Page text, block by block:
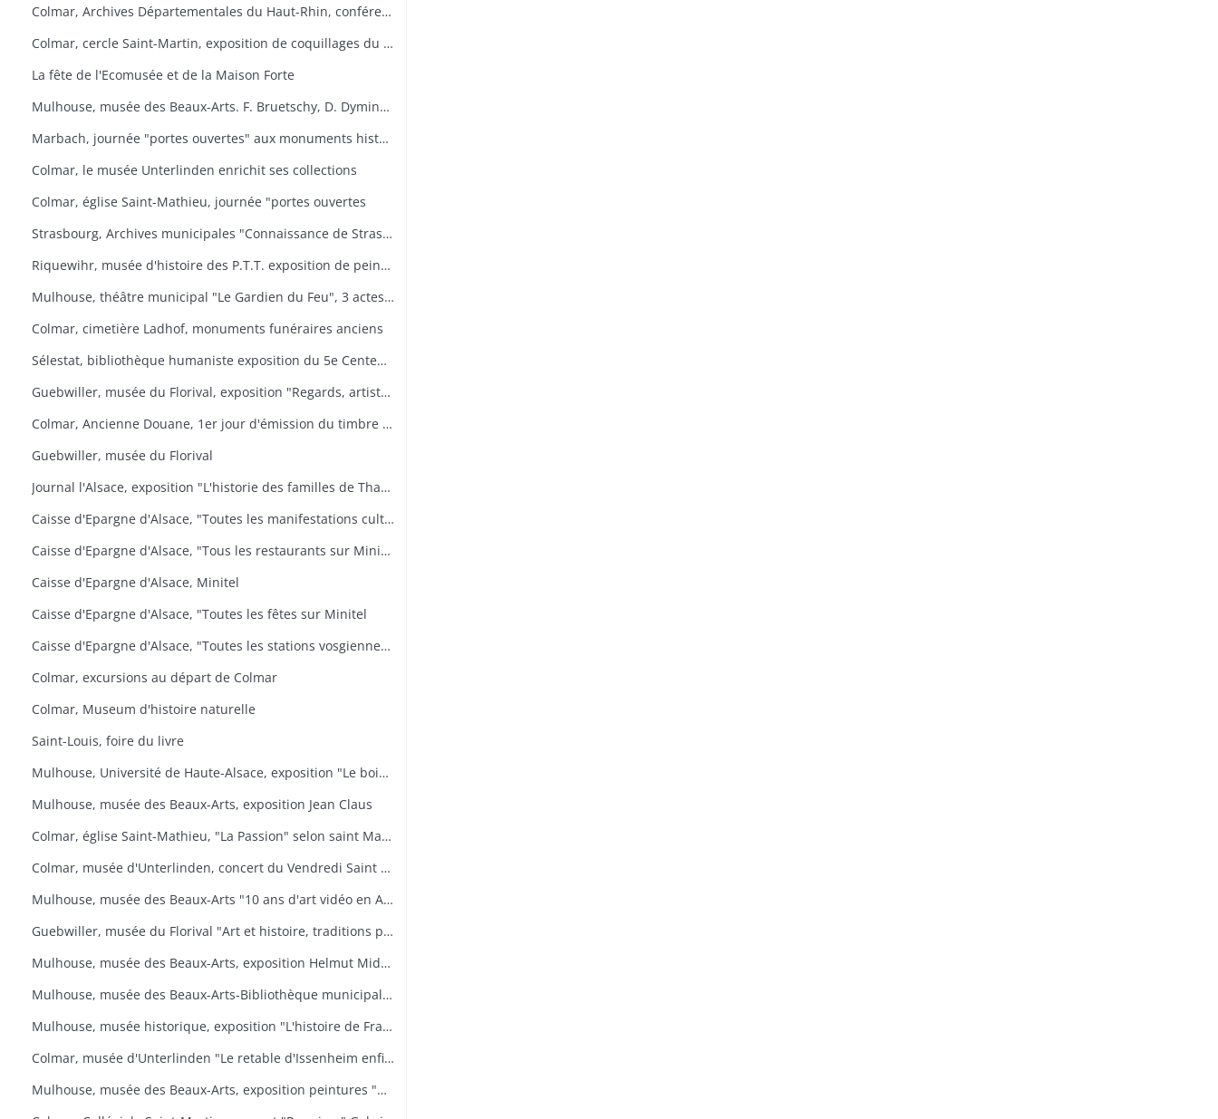
Colmar, Archives Départementales du Haut-Rhin, conférence : Yves Bisch "Cet homme à surveiller
Colmar, cercle Saint-Martin, exposition de coquillages du monde
La fête de l'Ecomusée et de la Maison Forte
Mulhouse, musée des Beaux-Arts. F. Bruetschy, D. Dyminski, C. Gebhardt, B. Latuner, J.F. Nourisson, J.-C. Wallios
Marbach, journée "portes ouvertes" aux monuments historiques
Colmar, le musée Unterlinden enrichit ses collections
Colmar, église Saint-Mathieu, journée "portes ouvertes
Strasbourg, Archives municipales "Connaissance de Strasbourg
Riquewihr, musée d'histoire des P.T.T. exposition de peintures sous-verre
Mulhouse, théâtre municipal "Le Gardien du Feu", 3 actes et 4 tableaux d'après le roman d'Anatole le Braz
Colmar, cimetière Ladhof, monuments funéraires anciens
Sélestat, bibliothèque humaniste exposition du 5e Centenaire de la mort de Jean Mentel
Guebwiller, musée du Florival, exposition "Regards, artistes connus et méconnus de la collection Pierre et Denise Levy
Colmar, Ancienne Douane, 1er jour d'émission du timbre poste Croix-Rouge
Guebwiller, musée du Florival
Journal l'Alsace, exposition "L'historie des familles de Thann, de sa seigneurie et du baillage de Saint Amarin
Caisse d'Epargne d'Alsace, "Toutes les manifestations culturelles sur Minitel
Caisse d'Epargne d'Alsace, "Tous les restaurants sur Minitel
Caisse d'Epargne d'Alsace, Minitel
Caisse d'Epargne d'Alsace, "Toutes les fêtes sur Minitel
Caisse d'Epargne d'Alsace, "Toutes les stations vosgiennes sur Minitel
Colmar, excursions au départ de Colmar
Colmar, Museum d'histoire naturelle
Saint-Louis, foire du livre
Mulhouse, Université de Haute-Alsace, exposition "Le bois, un art de vivre
Mulhouse, musée des Beaux-Arts, exposition Jean Claus
Colmar, église Saint-Mathieu, "La Passion" selon saint Matthieu
Colmar, musée d'Unterlinden, concert du Vendredi Saint "La Passion selon saint Jean
Mulhouse, musée des Beaux-Arts "10 ans d'art vidéo en Allemagne, 1976-1986
Guebwiller, musée du Florival "Art et histoire, traditions populaires céramiques" de Théodore Deck
Mulhouse, musée des Beaux-Arts, exposition Helmut Middendorf
Mulhouse, musée des Beaux-Arts-Bibliothèque municipale "Danses macabres de Dürer à Dali" Collection de l'Université de Düsseldorf "L'homme et la mort
Mulhouse, musée historique, exposition "L'histoire de France illustrée
Colmar, musée d'Unterlinden "Le retable d'Issenheim enfin complet
Mulhouse, musée des Beaux-Arts, exposition peintures "Aime-moi